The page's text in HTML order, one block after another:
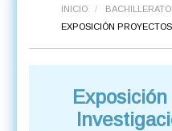
INICIO / BACHILLERATO
EXPOSICIÓN